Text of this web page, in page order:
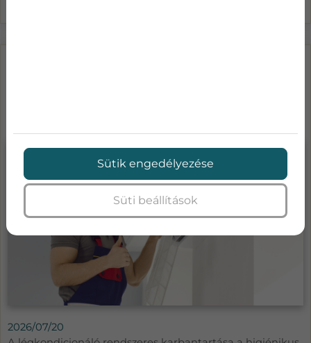
2026/07/20
Sütik engedélyezése
Süti beállítások